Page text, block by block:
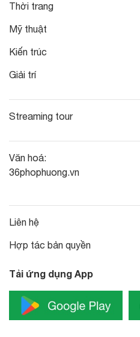
Thời trang
Mỹ thuật
Kiến trúc
Giải trí
Streaming tour
Văn hoá:
36phophuong.vn
Liên hệ
Hợp tác bản quyền
Tải ứng dụng App